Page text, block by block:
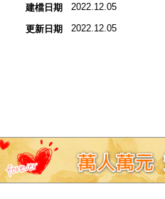
建檔日期 2022.12.05
更新日期 2022.12.05